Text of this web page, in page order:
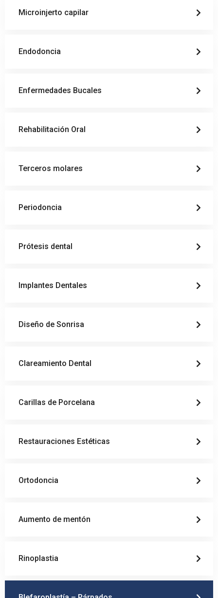
Microinjerto capilar
Endodoncia
Enfermedades Bucales
Rehabilitación Oral
Terceros molares
Periodoncia
Prótesis dental
Implantes Dentales
Diseño de Sonrisa
Clareamiento Dental
Carillas de Porcelana
Restauraciones Estéticas
Ortodoncia
Aumento de mentón
Rinoplastia